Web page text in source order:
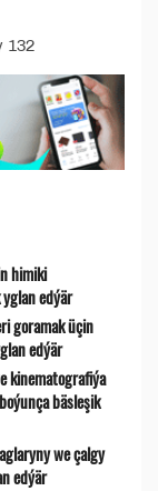
132
himiki
edýär
goramak üçin
edýär
kinematografiýa
bäsleşik
we çalgy
edýär